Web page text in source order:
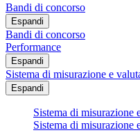
Bandi di concorso
Espandi
Bandi di concorso
Performance
Espandi
Sistema di misurazione e
Espandi
Sistema di misurazione
Sistema di misurazione